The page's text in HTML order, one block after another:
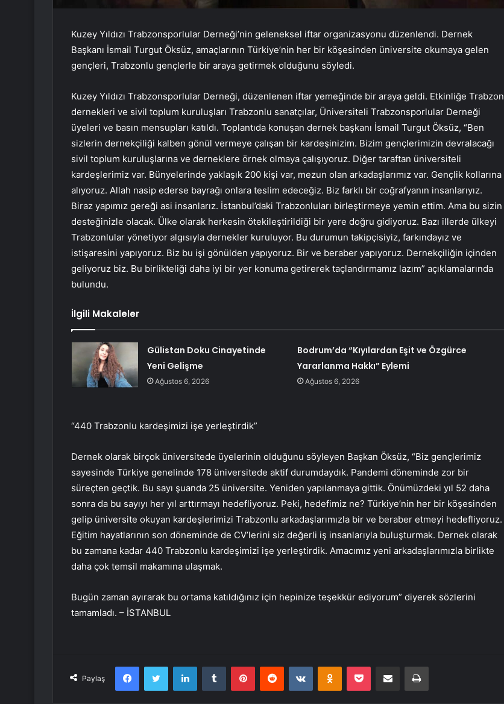
Kuzey Yıldızı Trabzonsporlular Derneği’nin geleneksel iftar organizasyonu düzenlendi. Dernek
Başkanı İsmail Turgut Öksüz, amaçlarının Türkiye’nin her bir köşesinden üniversite okumaya gelen
gençleri, Trabzonlu gençlerle bir araya getirmek olduğunu söyledi.
Kuzey Yıldızı Trabzonsporlular Derneği, düzenlenen iftar yemeğinde bir araya geldi. Etkinliğe Trabzon
dernekleri ve sivil toplum kuruluşları Trabzonlu sanatçılar, Üniversiteli Trabzonsporlular Derneği
üyeleri ve basın mensupları katıldı. Toplantıda konuşan dernek başkanı İsmail Turgut Öksüz, “Ben
sizlerin dernekçiliği kalben gönül vermeye çalışan bir kardeşinizim. Bizim gençlerimizin devralacağı
sivil toplum kuruluşlarına ve derneklere örnek olmaya çalışıyoruz. Diğer taraftan üniversiteli
kardeşlerimiz var. Bünyelerinde yaklaşık 200 kişi var, mezun olan arkadaşlarımız var. Gençlik kollarına
alıyoruz. Allah nasip ederse bayrağı onlara teslim edeceğiz. Biz farklı bir coğrafyanın insanlarıyız.
Biraz yapımız gereği asi insanlarız. İstanbul’daki Trabzonluları birleştirmeye yemin ettim. Ama bu sizin
desteğinizle olacak. Ülke olarak herkesin ötekileştirildiği bir yere doğru gidiyoruz. Bazı illerde ülkeyi
Trabzonlular yönetiyor algısıyla dernekler kuruluyor. Bu durumun takipçisiyiz, farkındayız ve
istişaresini yapıyoruz. Biz bu işi gönülden yapıyoruz. Bir ve beraber yapıyoruz. Dernekçiliğin içinden
geliyoruz biz. Bu birlikteliği daha iyi bir yer konuma getirerek taçlandırmamız lazım” açıklamalarında
bulundu.
İlgili Makaleler
Gülistan Doku Cinayetinde
Yeni Gelişme
Ağustos 6, 2026
Bodrum’da “Kıyılardan Eşit ve Özgürce
Yararlanma Hakkı” Eylemi
Ağustos 6, 2026
“440 Trabzonlu kardeşimizi işe yerleştirdik”
Dernek olarak birçok üniversitede üyelerinin olduğunu söyleyen Başkan Öksüz, “Biz gençlerimiz
sayesinde Türkiye genelinde 178 üniversitede aktif durumdaydık. Pandemi döneminde zor bir
süreçten geçtik. Bu sayı şuanda 25 üniversite. Yeniden yapılanmaya gittik. Önümüzdeki yıl 52 daha
sonra da bu sayıyı her yıl arttırmayı hedefliyoruz. Peki, hedefimiz ne? Türkiye’nin her bir köşesinden
gelip üniversite okuyan kardeşlerimizi Trabzonlu arkadaşlarımızla bir ve beraber etmeyi hedefliyoruz.
Eğitim hayatlarının son döneminde de CV’lerini siz değerli iş insanlarıyla buluşturmak. Dernek olarak
bu zamana kadar 440 Trabzonlu kardeşimizi işe yerleştirdik. Amacımız yeni arkadaşlarımızla birlikte
daha çok temsil makamına ulaşmak.
Bugün zaman ayırarak bu ortama katıldığınız için hepinize teşekkür ediyorum” diyerek sözlerini
tamamladı. – İSTANBUL
Paylaş
FacebookTwitter LinkedInTumblr PinterestReddit VKontakteOdnoklassniki
Pocket E-Posta ile paylaş Yazdır